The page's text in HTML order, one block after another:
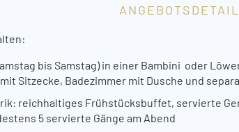
bis Samstag) in einer Bambini oder
Sitzecke, Badezimmer mit Dusche und
reichhaltiges Frühstücksbuffet, servierte
5 servierte Gänge am Abend